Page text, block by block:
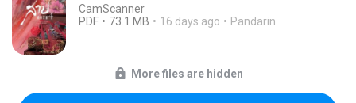
CamScanner
PDF
73.1 MB 16 days ago Pandarin
More files are hidden